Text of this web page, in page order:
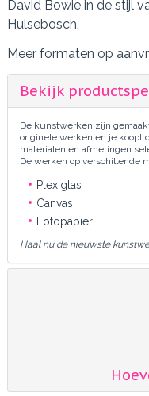
David Bowie in de stijl
Hulsebosch.
Meer formaten op
Bekijk
De kunstwerken zijn
originele werken en je koopt
materialen en afmetingen
De werken op verschillende
Plexiglas
Canvas
Fotopapier
Haal nu de nieuwste